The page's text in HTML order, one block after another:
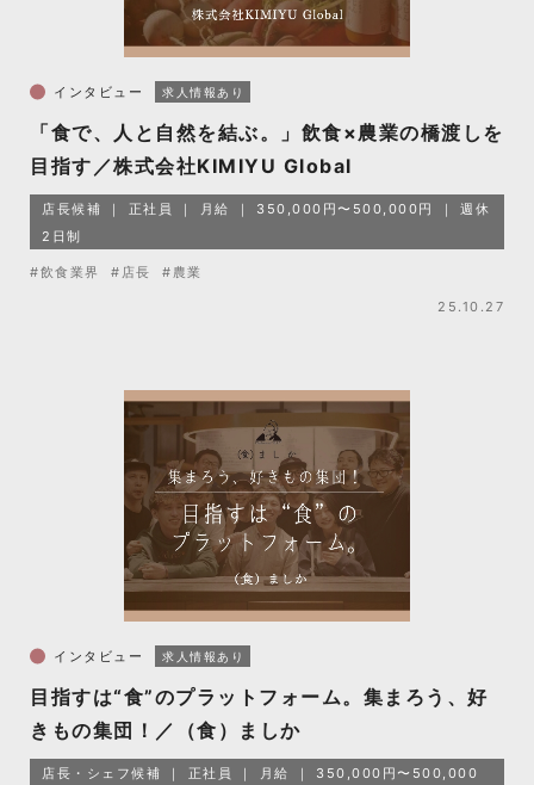
インタビュー 求人情報あり
「食で、人と自然を結ぶ。」飲食×農業の橋渡しを
目指す／株式会社KIMIYU Global
店長候補 正社員 月給 350,000円〜500,000円
週休
2日制
#飲食業界 #店長 #農業
25.10.27
インタビュー 求人情報あり
目指すは“食”のプラットフォーム。集まろう、好
きもの集団！／（食）ましか
店長・シェフ候補 正社員 月給 350,000円〜500,000